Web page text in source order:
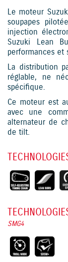
Le moteur
soupapes
injection
Suzuki Lean
performances et
La distribution
réglable, ne
spécifique.
Ce moteur est
avec une
alternateur de
de tilt.
SMG4